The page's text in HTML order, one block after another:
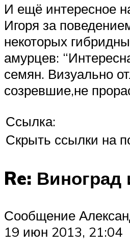
И ещё интересное
Игоря за
некоторых
амурцев:
семян. Визуально
созревшие,не
Ссылка:
Скрыть ссылки на
Re: Виноград
Сообщение
19 июн 2013, 21:04